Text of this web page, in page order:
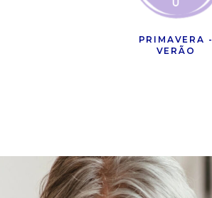
PRIMAVERA -
VERÃO